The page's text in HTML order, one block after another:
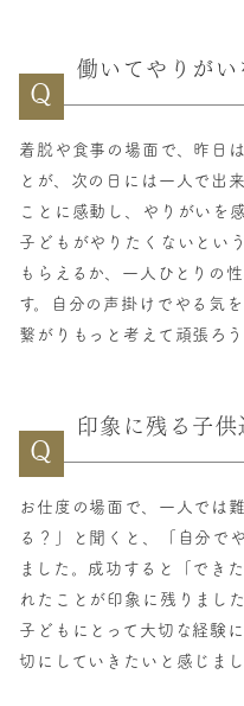
Q
働いてやりがい
着脱や食事の場面で、昨日
とが、次の日には一人で出
ことに感動し、やりがいを感
子どもがやりたくないとい
もらえるか、一人ひとりの
す。自分の声掛けでやる気
繋がりもっと考えて頑張ろう
Q
印象に残る子供
お仕度の場面で、一人では
る？」と聞くと、「自分で
ました。成功すると「でき
れたことが印象に残りまし
子どもにとって大切な経験
切にしていきたいと感じまし